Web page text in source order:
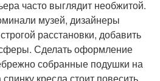
часто выглядит необжитой.
музей, дизайнеры
расстановки, добавить
Сделать оформление
собранные подушки на